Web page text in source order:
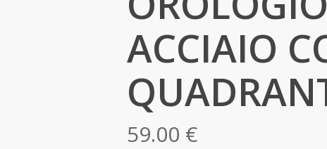
ACCIAIO
59.00 €